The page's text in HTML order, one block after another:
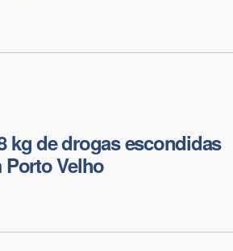
kg de drogas escondidas
Porto Velho